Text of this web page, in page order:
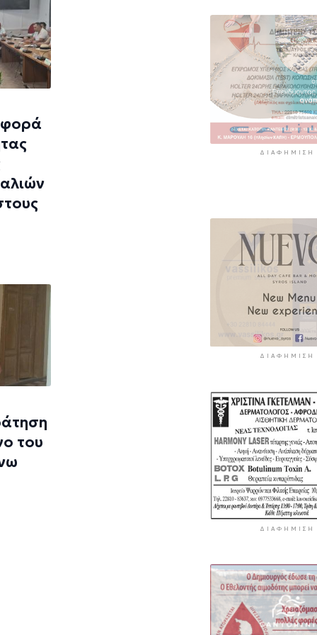
του
ΔΙΑΦΉΜΙΣΗ
ΔΙΑΦΉΜΙΣΗ
ΔΙΑΦΉΜΙΣΗ